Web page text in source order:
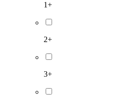
1+
2+
3+